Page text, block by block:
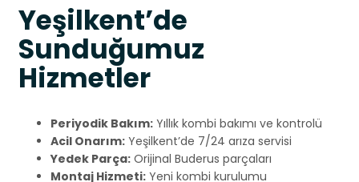
Yeşilkent’de
Sunduğumuz
Hizmetler
Periyodik Bakım: Yıllık kombi bakımı ve kontrolü
Acil Onarım: Yeşilkent’de 7/24 arıza servisi
Yedek Parça: Orijinal Buderus parçaları
Montaj Hizmeti: Yeni kombi kurulumu